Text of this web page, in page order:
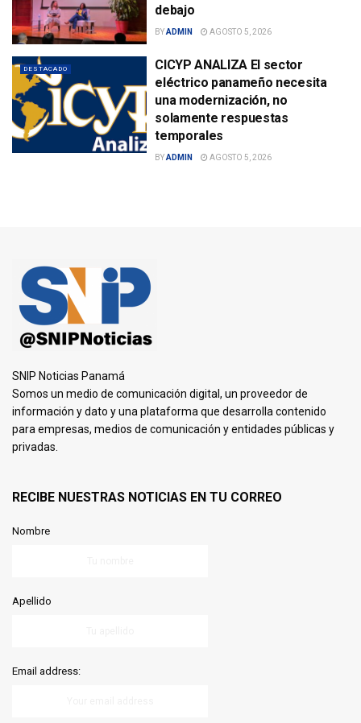
debajo
BYADMIN AGOSTO 5, 2026
DESTACADO
CICYP ANALIZA El sector
eléctrico panameño necesita
una modernización, no
solamente respuestas
temporales
BYADMIN AGOSTO 5, 2026
SNIP Noticias Panamá
Somos un medio de comunicación digital, un proveedor de
información y dato y una plataforma que desarrolla contenido
para empresas, medios de comunicación y entidades públicas y
privadas.
RECIBE NUESTRAS NOTICIAS EN TU CORREO
Nombre
Apellido
Email address: